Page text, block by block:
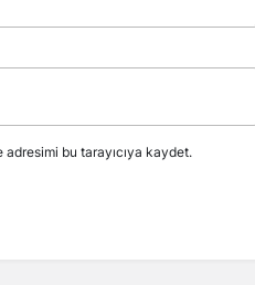
adresimi bu tarayıcıya kaydet.